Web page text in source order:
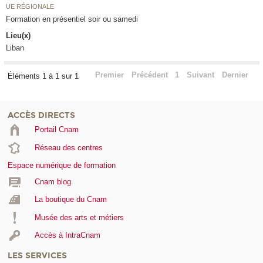
UE RÉGIONALE
Formation en présentiel soir ou samedi
Lieu(x)
Liban
Éléments 1 à 1 sur 1 Premier Précédent 1 Suivant Dernier
ACCÈS DIRECTS
Portail Cnam
Réseau des centres
Espace numérique de formation
Cnam blog
La boutique du Cnam
Musée des arts et métiers
Accès à IntraCnam
LES SERVICES